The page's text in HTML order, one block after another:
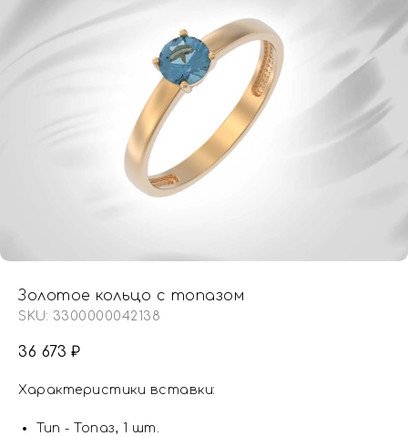
Золотое кольцо с топазом
SKU: 3300000042138
36 673 ₽
Характеристики вставки:
Тип - Топаз, 1 шт.